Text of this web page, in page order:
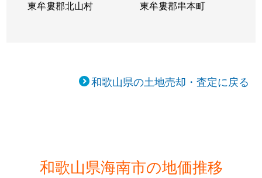
東牟婁郡北山村 東牟婁郡串本町
和歌山県の土地売却・査定に戻る
和歌山県海南市の地価推移